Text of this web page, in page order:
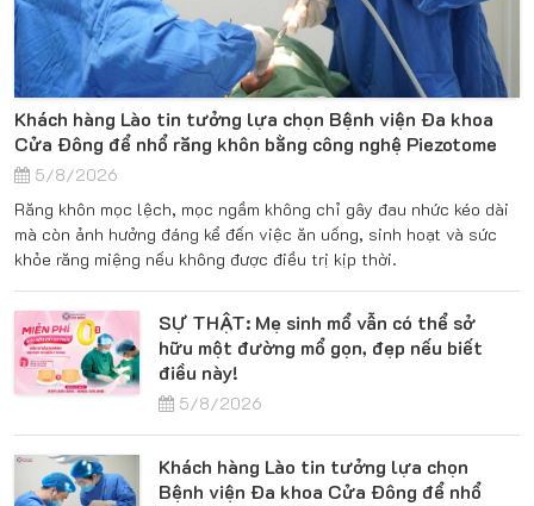
Khách hàng Lào tin tưởng lựa chọn Bệnh viện Đa khoa
Cửa Đông để nhổ răng khôn bằng công nghệ Piezotome
5/8/2026
Răng khôn mọc lệch, mọc ngầm không chỉ gây đau nhức kéo dài
mà còn ảnh hưởng đáng kể đến việc ăn uống, sinh hoạt và sức
khỏe răng miệng nếu không được điều trị kịp thời.
SỰ THẬT: Mẹ sinh mổ vẫn có thể sở
hữu một đường mổ gọn, đẹp nếu biết
điều này!
5/8/2026
Khách hàng Lào tin tưởng lựa chọn
Bệnh viện Đa khoa Cửa Đông để nhổ